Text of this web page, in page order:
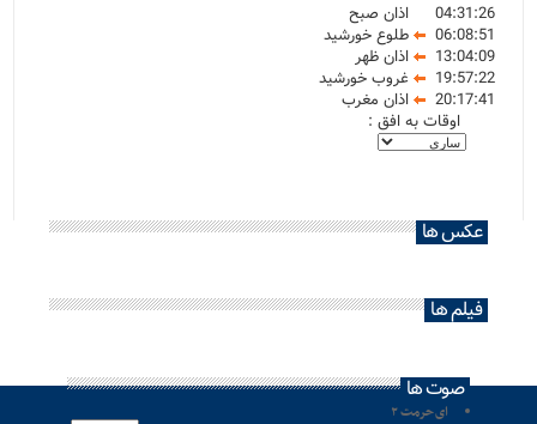
04:31:26
اذان صبح
06:08:51
طلوع خورشید
13:04:09
اذان ظهر
19:57:22
غروب خورشید
20:17:41
اذان مغرب
اوقات به افق :
عکس ها
فیلم ها
صوت ها
ای حرمت ۲